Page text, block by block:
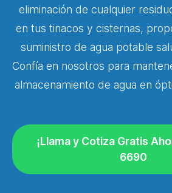
eliminación de cualquier
en tus tinacos y cisternas,
suministro de agua potable
Confía en nosotros para
almacenamiento de agua en
¡Llama y Cotiza Gratis
6690